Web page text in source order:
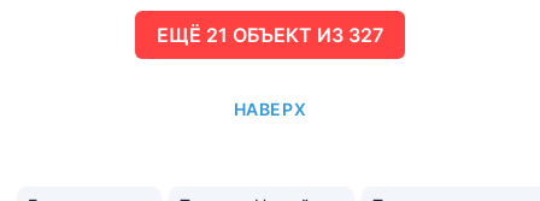
ЕЩË 21 ОБЪЕКТ ИЗ 327
НАВЕРХ